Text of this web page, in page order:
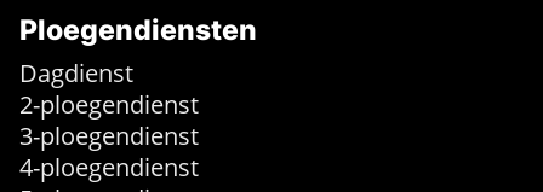
Ploegendiensten
Dagdienst
2-ploegendienst
3-ploegendienst
4-ploegendienst